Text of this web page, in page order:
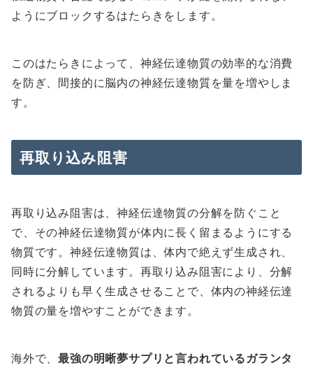
ようにブロックするはたらきをします。
このはたらきによって、神経伝達物質の効率的な消費
を防ぎ、間接的に脳内の神経伝達物質を量を増やしま
す。
再取り込み阻害
再取り込み阻害は、神経伝達物質の分解を防ぐこと
で、その神経伝達物質が体内に長く留まるようにする
物質です。神経伝達物質は、体内で絶えず生成され、
同時に分解しています。再取り込み阻害により、分解
されるよりも早く生成させることで、体内の神経伝達
物質の量を増やすことができます。
海外で、最強の明晰夢サプリと言われているガランタ